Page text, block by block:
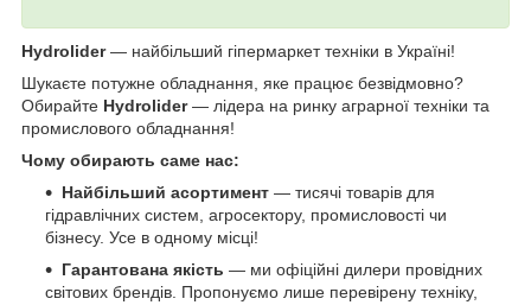
Hydrolider— найбільший гіпермаркет техніки в Україні!
Шукаєте потужне обладнання, яке працює безвідмовно?
Обирайте Hydrolider— лідера на ринку аграрної техніки та
промислового обладнання!
Чому обирають саме нас:
Найбільший асортимент — тисячі товарів для
гідравлічних систем, агросектору, промисловості чи
бізнесу. Усе в одному місці!
Гарантована якість — ми офіційні дилери провідних
світових брендів. Пропонуємо лише перевірену техніку,